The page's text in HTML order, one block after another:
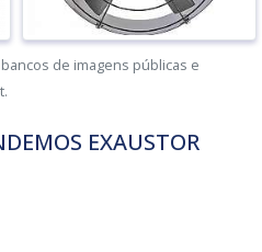
de imagens públicas e
EXAUSTOR